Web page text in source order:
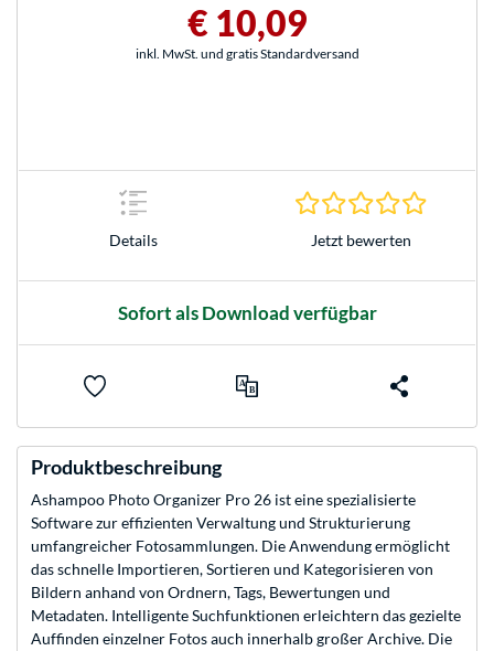
€ 10,09
inkl. MwSt. und gratis Standardversand
Details Jetzt bewerten
Sofort als Download verfügbar
Produktbeschreibung
Ashampoo Photo Organizer Pro 26 ist eine spezialisierte
Software zur effizienten Verwaltung und Strukturierung
umfangreicher Fotosammlungen. Die Anwendung ermöglicht
das schnelle Importieren, Sortieren und Kategorisieren von
Bildern anhand von Ordnern, Tags, Bewertungen und
Metadaten. Intelligente Suchfunktionen erleichtern das gezielte
Auffinden einzelner Fotos auch innerhalb großer Archive. Die